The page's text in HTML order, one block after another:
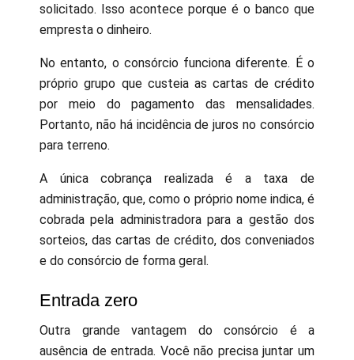
solicitado. Isso acontece porque é o banco que
empresta o dinheiro.
No entanto, o consórcio funciona diferente. É o
próprio grupo que custeia as cartas de crédito
por meio do pagamento das mensalidades.
Portanto, não há incidência de juros no consórcio
para terreno.
A única cobrança realizada é a taxa de
administração, que, como o próprio nome indica, é
cobrada pela administradora para a gestão dos
sorteios, das cartas de crédito, dos conveniados
e do consórcio de forma geral.
Entrada zero
Outra grande vantagem do consórcio é a
ausência de entrada. Você não precisa juntar um